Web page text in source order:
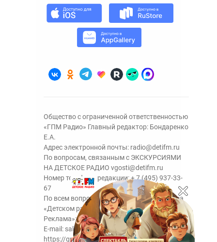
Общество с ограниченной ответственностью
«ГПМ Радио» Главный редактор: Бондаренко
Е.А.
Адрес электронной почты: radio@detifm.ru
По вопросам, связанным с ЭКСКУРСИЯМИ
НА ДЕТСКОЕ РАДИО vgosti@detifm.ru
Номер телефона редакции:+ 7 (495) 937-33-
67
По всем вопросам размещения рекламы на
«Детском радио» - сейлз-хаус «ГПМ
Реклама»:+7 (495) 921-40-41
E-mail: sales@gazprom-media.ru
https://gpmsaleshouse.ru/